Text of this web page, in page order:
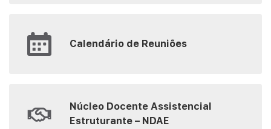
Calendário de Reuniões
Núcleo Docente Assistencial
Estruturante – NDAE